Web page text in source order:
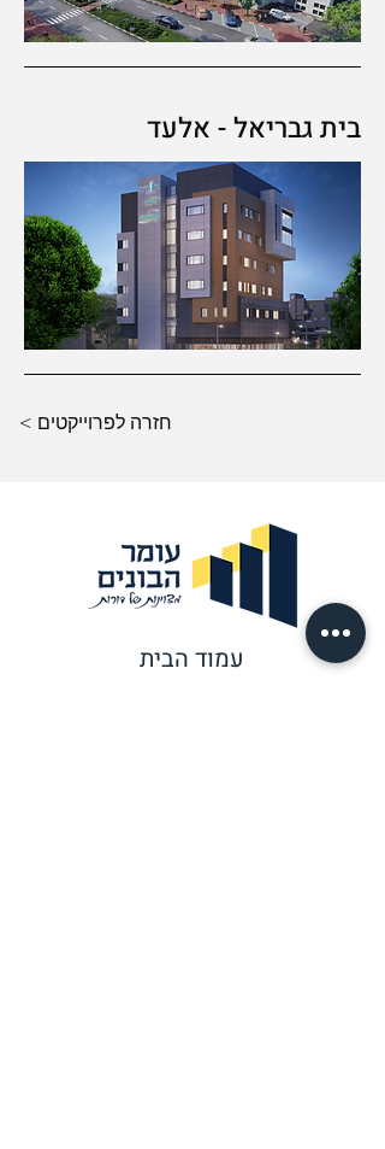
בית גבריאל - אלעד
< חזרה לפרוייקטים
עמוד הבית